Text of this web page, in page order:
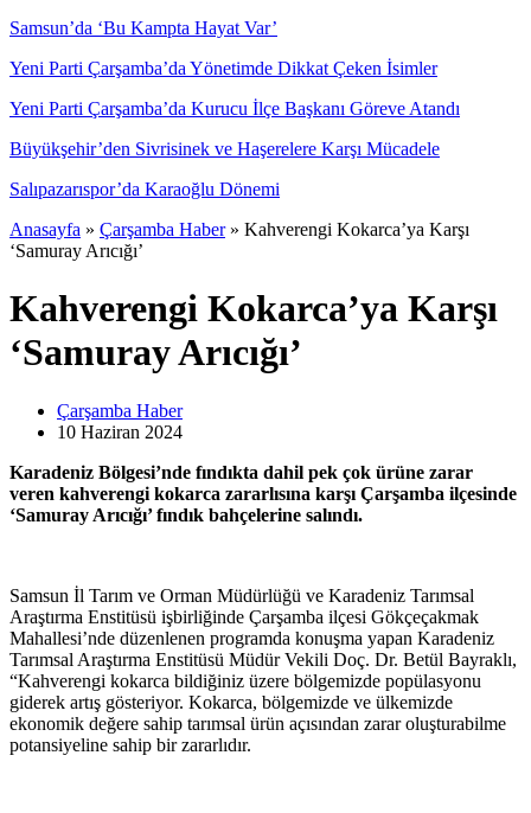
Samsun’da ‘Bu Kampta Hayat Var’
Yeni Parti Çarşamba’da Yönetimde Dikkat Çeken İsimler
Yeni Parti Çarşamba’da Kurucu İlçe Başkanı Göreve Atandı
Büyükşehir’den Sivrisinek ve Haşerelere Karşı Mücadele
Salıpazarıspor’da Karaoğlu Dönemi
Anasayfa » Çarşamba Haber » Kahverengi Kokarca’ya Karşı
‘Samuray Arıcığı’
Kahverengi Kokarca’ya Karşı
‘Samuray Arıcığı’
Çarşamba Haber
10 Haziran 2024
Karadeniz Bölgesi’nde fındıkta dahil pek çok ürüne zarar
veren kahverengi kokarca zararlısına karşı Çarşamba ilçesinde
‘Samuray Arıcığı’ fındık bahçelerine salındı.
Samsun İl Tarım ve Orman Müdürlüğü ve Karadeniz Tarımsal
Araştırma Enstitüsü işbirliğinde Çarşamba ilçesi Gökçeçakmak
Mahallesi’nde düzenlenen programda konuşma yapan Karadeniz
Tarımsal Araştırma Enstitüsü Müdür Vekili Doç. Dr. Betül Bayraklı,
“Kahverengi kokarca bildiğiniz üzere bölgemizde popülasyonu
giderek artış gösteriyor. Kokarca, bölgemizde ve ülkemizde
ekonomik değere sahip tarımsal ürün açısından zarar oluşturabilme
potansiyeline sahip bir zararlıdır.